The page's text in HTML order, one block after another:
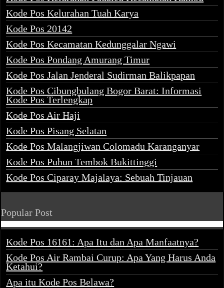
Kode Pos Kelurahan Tuah Karya
Kode Pos 20142
Kode Pos Kecamatan Kedunggalar Ngawi
Kode Pos Pondang Amurang Timur
Kode Pos Jalan Jenderal Sudirman Balikpapan
Kode Pos Cibungbulang Bogor Barat: Informasi
Kode Pos Terlengkap
Kode Pos Air Haji
Kode Pos Pisang Selatan
Kode Pos Malangjiwan Colomadu Karanganyar
Kode Pos Puhun Tembok Bukittinggi
Kode Pos Ciparay Majalaya: Sebuah Tinjauan
Popular Post
Kode Pos 16161: Apa Itu dan Apa Manfaatnya?
Kode Pos Air Rambai Curup: Apa Yang Harus Anda
Ketahui?
Apa itu Kode Pos Belawa?